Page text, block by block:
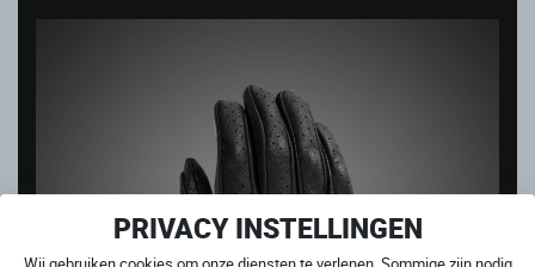
PRIVACY INSTELLINGEN